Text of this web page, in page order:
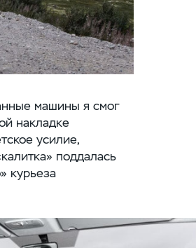
машины я смог
накладке
усилие,
поддалась
курьеза